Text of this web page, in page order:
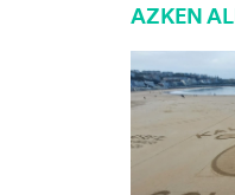
AZKEN